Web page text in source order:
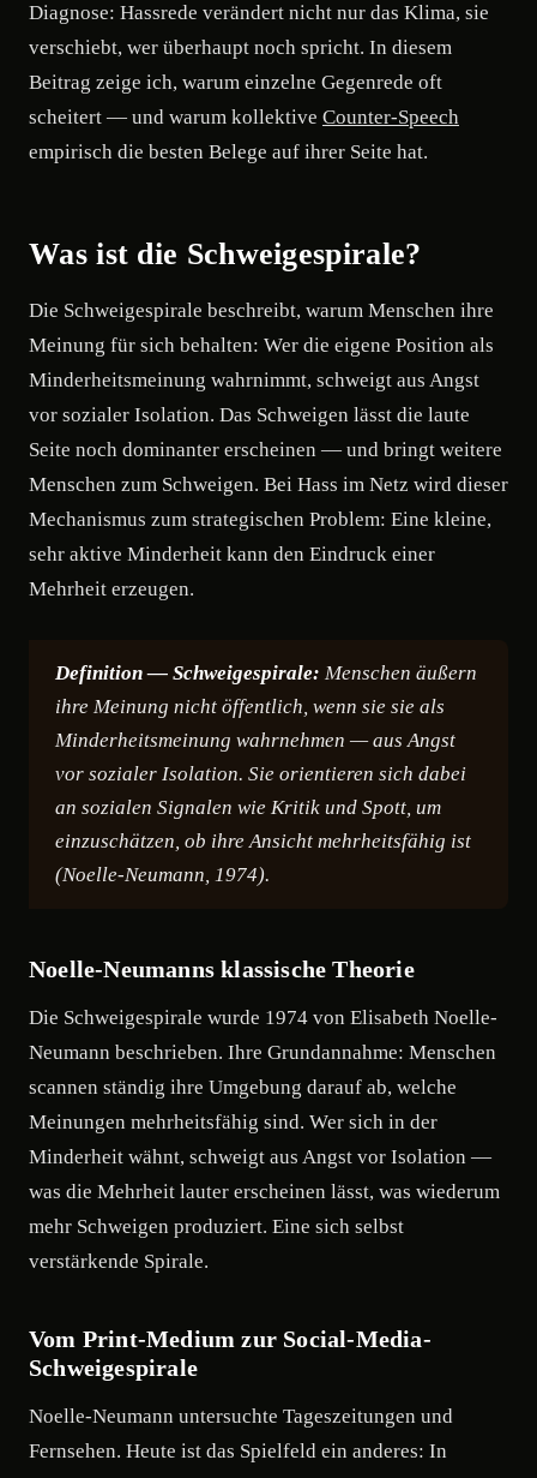
Diagnose: Hassrede verändert nicht nur das Klima, sie
verschiebt, wer überhaupt noch spricht. In diesem
Beitrag zeige ich, warum einzelne Gegenrede oft
scheitert — und warum kollektive Counter-Speech
empirisch die besten Belege auf ihrer Seite hat.
Was ist die Schweigespirale?
Die Schweigespirale beschreibt, warum Menschen ihre
Meinung für sich behalten: Wer die eigene Position als
Minderheitsmeinung wahrnimmt, schweigt aus Angst
vor sozialer Isolation. Das Schweigen lässt die laute
Seite noch dominanter erscheinen — und bringt weitere
Menschen zum Schweigen. Bei Hass im Netz wird dieser
Mechanismus zum strategischen Problem: Eine kleine,
sehr aktive Minderheit kann den Eindruck einer
Mehrheit erzeugen.
Definition — Schweigespirale: Menschen äußern
ihre Meinung nicht öffentlich, wenn sie sie als
Minderheitsmeinung wahrnehmen — aus Angst
vor sozialer Isolation. Sie orientieren sich dabei
an sozialen Signalen wie Kritik und Spott, um
einzuschätzen, ob ihre Ansicht mehrheitsfähig ist
(Noelle-Neumann, 1974).
Noelle-Neumanns klassische Theorie
Die Schweigespirale wurde 1974 von Elisabeth Noelle-
Neumann beschrieben. Ihre Grundannahme: Menschen
scannen ständig ihre Umgebung darauf ab, welche
Meinungen mehrheitsfähig sind. Wer sich in der
Minderheit wähnt, schweigt aus Angst vor Isolation —
was die Mehrheit lauter erscheinen lässt, was wiederum
mehr Schweigen produziert. Eine sich selbst
verstärkende Spirale.
Vom Print-Medium zur Social-Media-
Schweigespirale
Noelle-Neumann untersuchte Tageszeitungen und
Fernsehen. Heute ist das Spielfeld ein anderes: In